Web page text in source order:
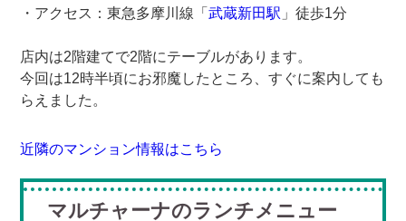
・アクセス：東急多摩川線「武蔵新田駅 」徒歩1分
店内は2階建てで2階にテーブルがあります。
今回は12時半頃にお邪魔したところ、すぐに案内しても
らえました。
近隣のマンション情報はこちら
マルチャーナのランチメニュー